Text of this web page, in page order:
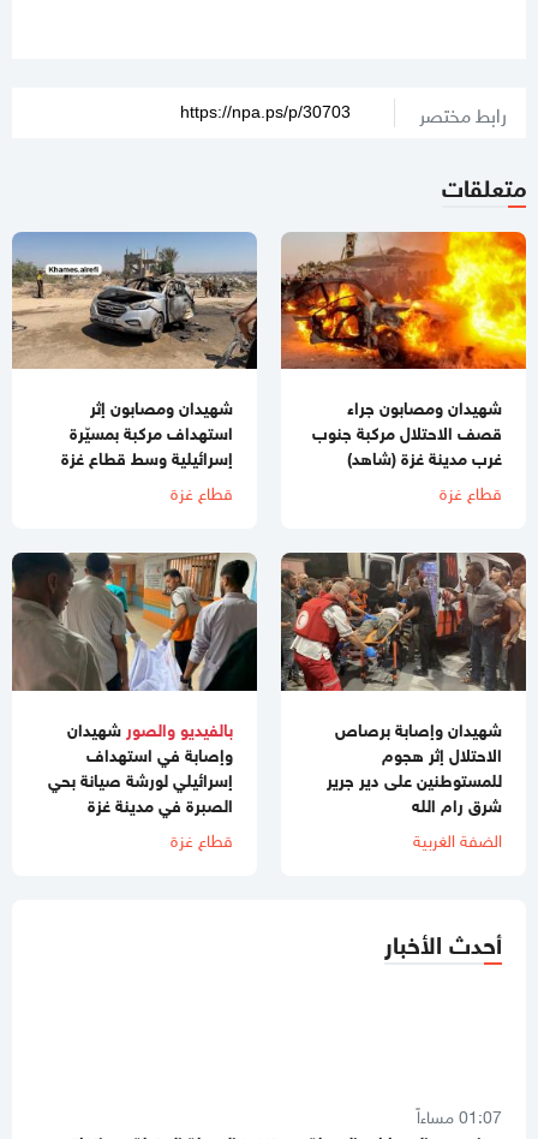
رابط مختصر
متعلقات
شهيدان ومصابون جراء
قصف الاحتلال مركبة جنوب
غرب مدينة غزة (شاهد)
قطاع غزة
شهيدان ومصابون إثر
استهداف مركبة بمسيّرة
إسرائيلية وسط قطاع غزة
قطاع غزة
شهيدان وإصابة برصاص
الاحتلال إثر هجوم
للمستوطنين على دير جرير
شرق رام الله
الضفة الغربية
بالفيديو والصور شهيدان
وإصابة في استهداف
إسرائيلي لورشة صيانة بحي
الصبرة في مدينة غزة
قطاع غزة
أحدث الأخبار
وقف إطلاق النار في غزة